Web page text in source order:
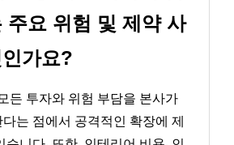
주요 위험 및 제약 사
가요?
든 투자와 위험 부담을 본사가
는 점에서 공격적인 확장에 제